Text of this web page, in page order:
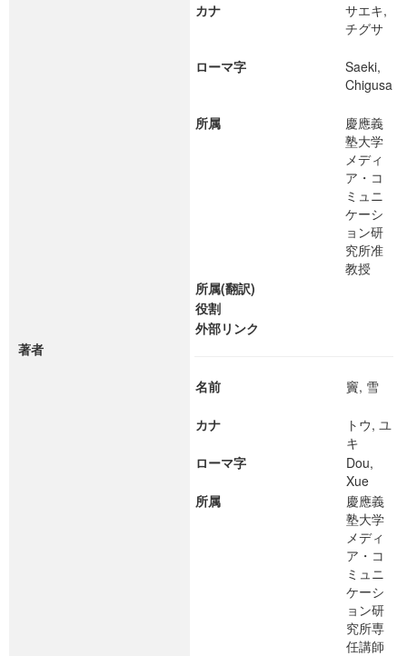
著者
カナ
サエキ,
チグサ
ローマ字
Saeki,
Chigusa
所属
慶應義
塾大学
メディ
ア・コ
ミュニ
ケーシ
ョン研
究所准
教授
所属(翻訳)
役割
外部リンク
名前 竇, 雪
カナ
トウ, ユ
キ
ローマ字
Dou,
Xue
所属
慶應義
塾大学
メディ
ア・コ
ミュニ
ケーシ
ョン研
究所専
任講師